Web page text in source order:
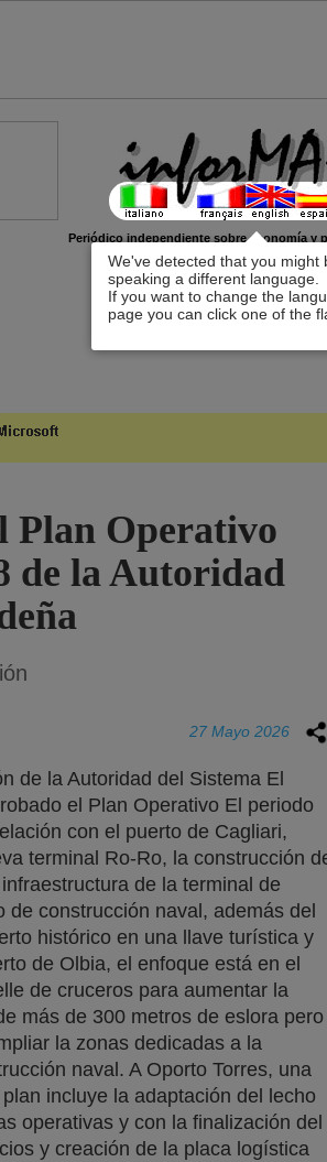
We've detected that you might
speaking a different language.
If you want to change the
page you can click one of the
Periódico independiente sobre economía y
Plan Operativo
de la Autoridad
27 Mayo 2026
de la Autoridad del Sistema El
el Plan Operativo El periodo
con el puerto de Cagliari,
terminal Ro-Ro, la construcción
de la terminal de
construcción naval, además del
histórico en una llave turística y
de Olbia, el enfoque está en el
de cruceros para aumentar la
más de 300 metros de eslora pero
la zonas dedicadas a la
naval. A Oporto Torres, una
incluye la adaptación del lecho
operativas y con la finalización del
y creación de la placa logística